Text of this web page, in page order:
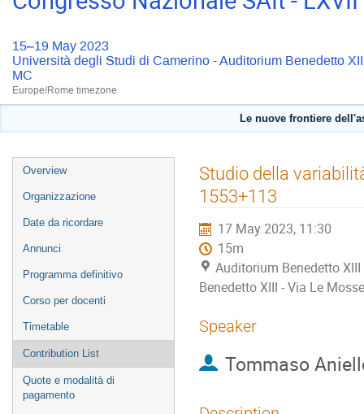
15–19 May 2023
Università degli Studi di Camerino - Auditorium Benedetto
MC
Europe/Rome timezone
Le nuove frontiere
Event
menu
Overview
Organizzazione
Date da ricordare
Annunci
Programma definitivo
Corso per docenti
Timetable
Contribution List
Quote e modalità di
pagamento
Studio della
1553+113
17 May 2023, 11:30
15m
Auditorium Benedetto
Benedetto XIII - Via Le
Speaker
Tommaso